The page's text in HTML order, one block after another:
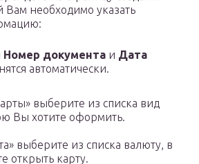
Вам необходимо указать
Номер документа и Дата
автоматически.
выберите из списка вид
Вы хотите оформить.
выберите из списка валюту, в
открыть карту.